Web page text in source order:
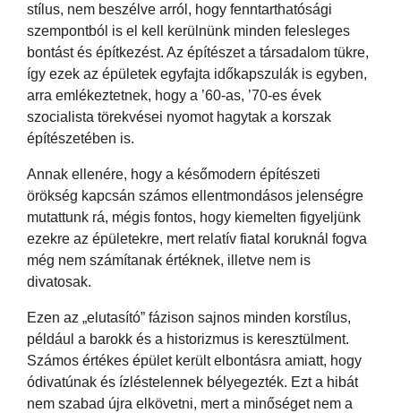
stílus, nem beszélve arról, hogy fenntarthatósági
szempontból is el kell kerülnünk minden felesleges
bontást és építkezést. Az építészet a társadalom tükre,
így ezek az épületek egyfajta időkapszulák is egyben,
arra emlékeztetnek, hogy a ’60-as, ’70-es évek
szocialista törekvései nyomot hagytak a korszak
építészetében is.
Annak ellenére, hogy a későmodern építészeti
örökség kapcsán számos ellentmondásos jelenségre
mutattunk rá, mégis fontos, hogy kiemelten figyeljünk
ezekre az épületekre, mert relatív fiatal koruknál fogva
még nem számítanak értéknek, illetve nem is
divatosak.
Ezen az „elutasító” fázison sajnos minden korstílus,
például a barokk és a historizmus is keresztülment.
Számos értékes épület került elbontásra amiatt, hogy
ódivatúnak és ízléstelennek bélyegezték. Ezt a hibát
nem szabad újra elkövetni, mert a minőséget nem a